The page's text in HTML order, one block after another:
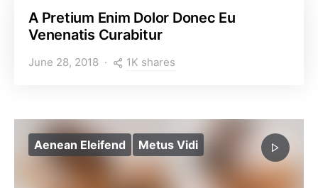
A Pretium Enim Dolor Donec Eu
Venenatis Curabitur
June 28, 2018 1K shares
Aenean Eleifend Metus Vidi